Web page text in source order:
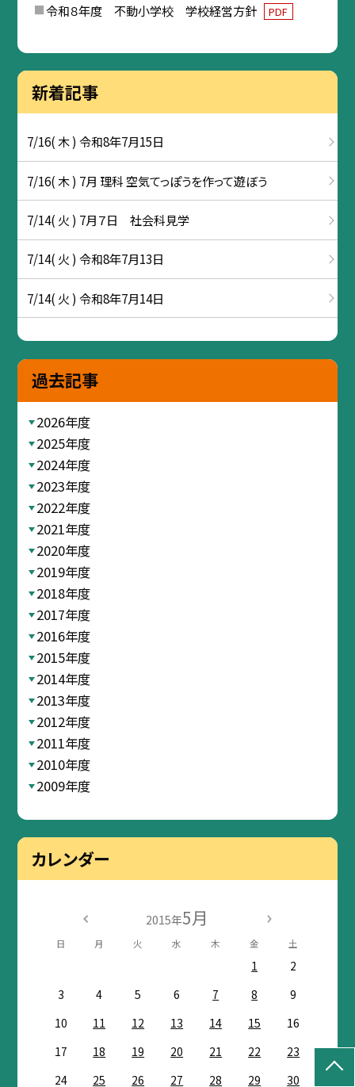
令和８年度 不動小学校 学校経営方針 PDF
新着記事
7/16( 木 ) 令和8年7月15日
7/16( 木 ) 7月 理科 空気てっぽうを作って遊ぼう
7/14( 火 ) 7月７日 社会科見学
7/14( 火 ) 令和8年7月13日
7/14( 火 ) 令和8年7月14日
過去記事
2026年度
2025年度
2024年度
2023年度
2022年度
2021年度
2020年度
2019年度
2018年度
2017年度
2016年度
2015年度
2014年度
2013年度
2012年度
2011年度
2010年度
2009年度
カレンダー
2015年5月
日 月 火 水 木 金 土
1
2
3
4 5 6 7 8
9
10
11 12 13 14 15
16
17
18 19 20 21 22
23
24
25 26 27 28 29 30